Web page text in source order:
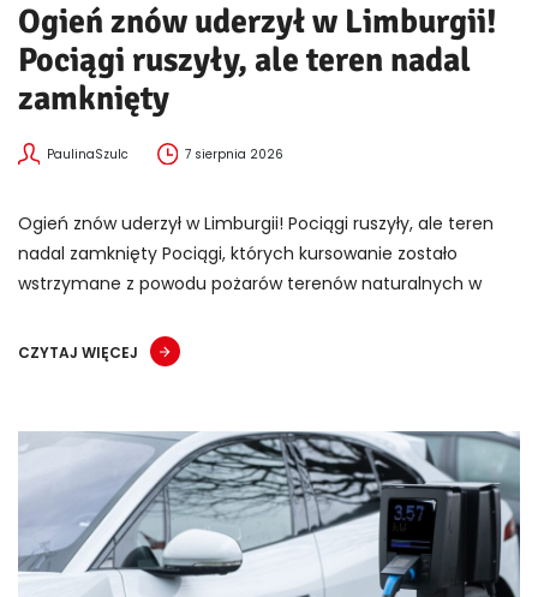
Ogień znów uderzył w Limburgii!
Pociągi ruszyły, ale teren nadal
zamknięty
PaulinaSzulc 7 sierpnia 2026
Ogień znów uderzył w Limburgii! Pociągi ruszyły, ale teren
nadal zamknięty Pociągi, których kursowanie zostało
wstrzymane z powodu pożarów terenów naturalnych w
CZYTAJ WIĘCEJ